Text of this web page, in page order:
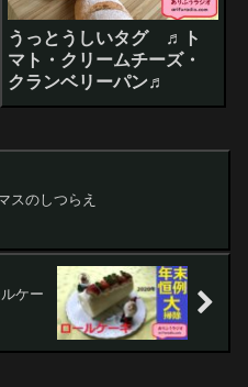
うっとうしいタグ ♬ト
マト・クリームチーズ・
クランベリーパン♬
スのしつらえ
ケー